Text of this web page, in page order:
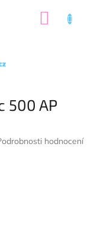
500 AP
hodnocení